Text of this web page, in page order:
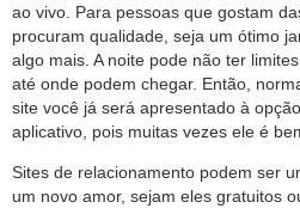
ao vivo. Para pessoas que gostam
procuram qualidade, seja um ótimo
algo mais. A noite pode não ter
até onde podem chegar. Então,
site você já será apresentado à
aplicativo, pois muitas vezes ele é
Sites de relacionamento podem ser
um novo amor, sejam eles gratuitos